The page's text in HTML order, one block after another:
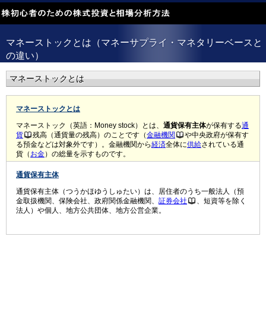
マネーストックとは（マネーサプライ・マネタリーベースと
の違い）
マネーストックとは
マネーストックとは
マネーストック（英語：Money stock）とは、 通貨保有主体が保有する通
貨
残高（通貨量の残高）のことです（金融機関
や中央政府が保有す
る預金などは対象外です）。金融機関から経済全体に供給されている通
貨（ お金）の総量を示すものです。
通貨保有主体
通貨保有主体（つうかほゆうしゅたい）は、居住者のうち一般法人（預
金取扱機関、保険会社、政府関係金融機関、 証券会社
、短資等を除く
法人）や個人、地方公共団体、地方公営企業。